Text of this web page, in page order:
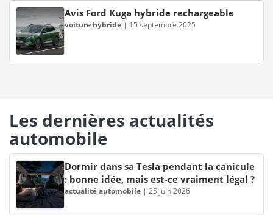
Avis Ford Kuga hybride rechargeable
voiture hybride | 15 septembre 2025
Les dernières actualités
automobile
Dormir dans sa Tesla pendant la canicule
: bonne idée, mais est-ce vraiment légal ?
actualité automobile | 25 juin 2026